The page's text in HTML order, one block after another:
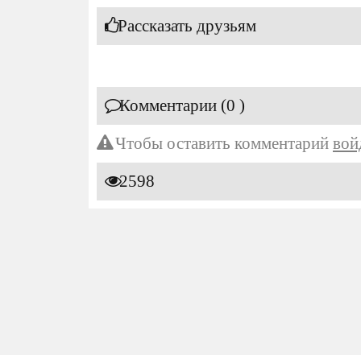
Рассказать друзьям
Комментарии (0 )
Чтобы оставить комментарий
2598